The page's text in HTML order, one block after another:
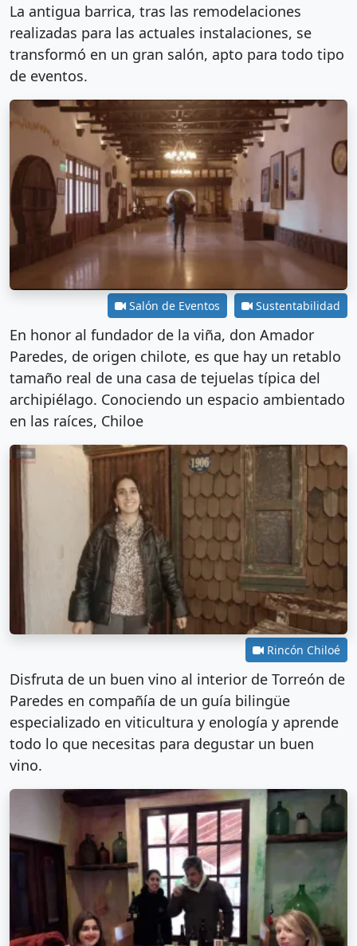
La antigua barrica, tras las remodelaciones
realizadas para las actuales instalaciones, se
transformó en un gran salón, apto para todo tipo
de eventos.
Salón de Eventos Sustentabilidad
En honor al fundador de la viña, don Amador
Paredes, de origen chilote, es que hay un retablo
tamaño real de una casa de tejuelas típica del
archipiélago. Conociendo un espacio ambientado
en las raíces, Chiloe
Rincón Chiloé
Disfruta de un buen vino al interior de Torreón de
Paredes en compañía de un guía bilingüe
especializado en viticultura y enología y aprende
todo lo que necesitas para degustar un buen
vino.